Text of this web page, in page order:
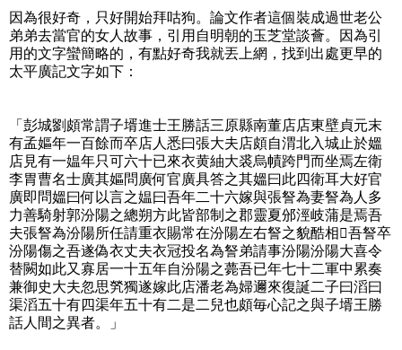
因為很好奇，只好開始拜咕狗。論文作者這個裝成過世老公
弟弟去當官的女人故事，引用自明朝的玉芝堂談薈。因為引
用的文字蠻簡略的，有點好奇我就丟上網，找到出處更早的
太平廣記文字如下：
「彭城劉頗常謂子壻進士王勝話三原縣南董店店東壁貞元末
有孟嫗年一百餘而卒店人悉曰張大夫店頗自渭北入城止於媼
店見有一媪年只可六十已來衣黄紬大裘烏幘跨門而坐焉左衛
李胃曹名士廣其嫗問廣何官廣具答之其媼曰此四衛耳大好官
廣即問媼曰何以言之媪曰吾年二十六嫁與張詧為妻詧為人多
力善騎射郭汾陽之總朔方此皆部制之郡靈夏邠涇岐蒲是焉吾
夫張詧為汾陽所任請重衣賜常在汾陽左右詧之貌酷相𩔖吾詧卒
汾陽傷之吾遂偽衣丈夫衣冠投名為詧弟請事汾陽汾陽大喜令
替闕如此又寡居一十五年自汾陽之薨吾已年七十二軍中累奏
兼御史大夫忽思㷀獨遂嫁此店潘老為婦邇來復誕二子曰滔曰
渠滔五十有四渠年五十有二是二兒也頗毎心記之與子壻王勝
話人間之異者。」